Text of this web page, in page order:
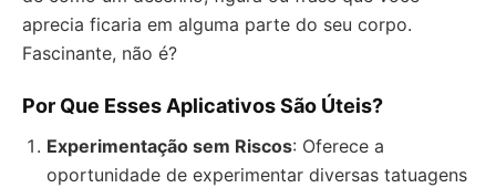
aprecia ficaria em alguma parte do seu corpo.
Fascinante, não é?
Por Que Esses Aplicativos São Úteis?
Experimentação sem Riscos: Oferece a
oportunidade de experimentar diversas tatuagens